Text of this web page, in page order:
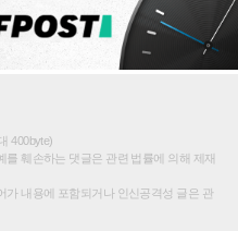
400byte)
훼손하는 댓글은 관련 법률에 의해 제재
가 내용에 포함되거나 인신공격성 글은 관